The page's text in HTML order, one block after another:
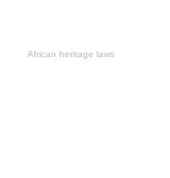
African heritage laws